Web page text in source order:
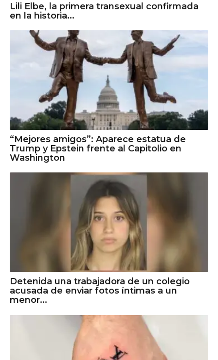
Lili Elbe, la primera transexual confirmada
en la historia...
“Mejores amigos”: Aparece estatua de
Trump y Epstein frente al Capitolio en
Washington
Detenida una trabajadora de un colegio
acusada de enviar fotos íntimas a un
menor...